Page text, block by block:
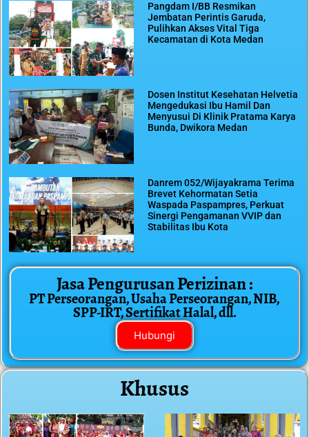
Pangdam I/BB Resmikan
Jembatan Perintis Garuda,
Pulihkan Akses Vital Tiga
Kecamatan di Kota Medan
Dosen Institut Kesehatan Helvetia
Mengedukasi Ibu Hamil Dan
Menyusui Di Klinik Pratama Karya
Bunda, Dwikora Medan
Danrem 052/Wijayakrama Terima
Brevet Kehormatan Setia
Waspada Paspampres, Perkuat
Sinergi Pengamanan VVIP dan
Stabilitas Ibu Kota
Jasa Pengurusan Perizinan :
PT Perseorangan, Usaha Perseorangan, NIB,
SPP-IRT, Sertifikat Halal, dll.
Hubungi
Khusus